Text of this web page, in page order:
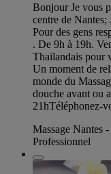
Bonjour Je vous
centre de Nantes;
Pour des gens
. De 9h à 19h.
Thaïlandais pour
Un moment de
monde du
douche avant ou
21hTéléphonez-
Massage Nantes
Professionnel